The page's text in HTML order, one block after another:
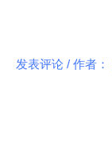
发表评论 / 作者：
Post